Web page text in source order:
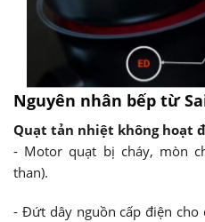
Nguyên nhân bếp từ
Quạt tản nhiệt không hoạt
- Motor quạt bị cháy, mòn
than).
- Đứt dây nguồn cấp điện